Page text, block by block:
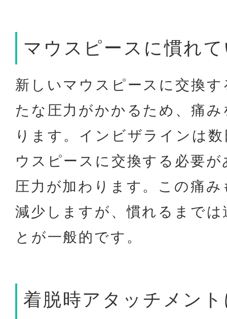
マウスピースに慣れ
新しいマウスピースに交換
たな圧力がかかるため、痛
ります。インビザラインは
ウスピースに交換する必要
圧力が加わります。この痛
減少しますが、慣れるまで
とが一般的です。
着脱時アタッチメン